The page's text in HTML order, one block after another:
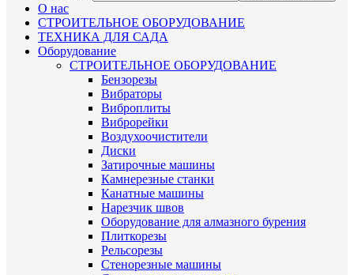
О нас
СТРОИТЕЛЬНОЕ ОБОРУДОВАНИЕ
ТЕХНИКА ДЛЯ САДА
Оборудование
СТРОИТЕЛЬНОЕ ОБОРУДОВАНИЕ
Бензорезы
Вибраторы
Виброплиты
Виброрейки
Воздухоочистители
Диски
Затирочные машины
Камнерезные станки
Канатные машины
Нарезчик швов
Оборудование для алмазного бурения
Плиткорезы
Рельсорезы
Стенорезные машины